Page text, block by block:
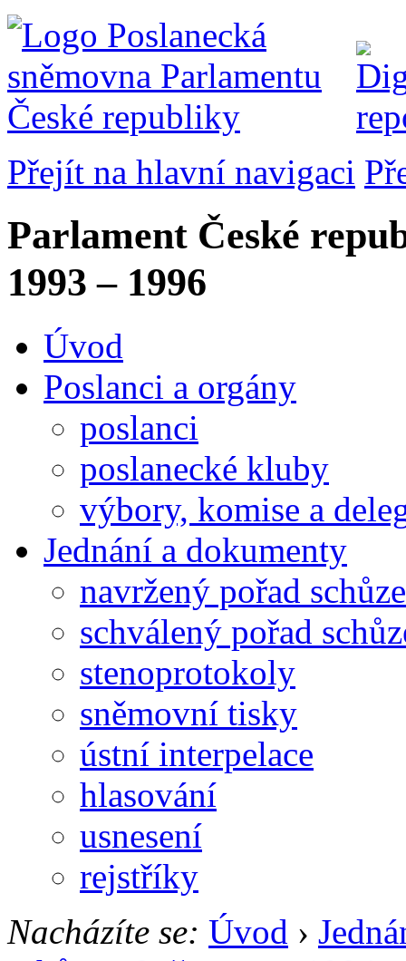
Přejít na hlavní navigaci
Parlament České
1993 – 1996
Úvod
Poslanci a orgány
poslanci
poslanecké kluby
výbory, komise a
Jednání a dokumenty
navržený pořad schůze
schválený pořad
stenoprotokoly
sněmovní tisky
ústní interpelace
hlasování
usnesení
rejstříky
Nacházíte se: Úvod ›